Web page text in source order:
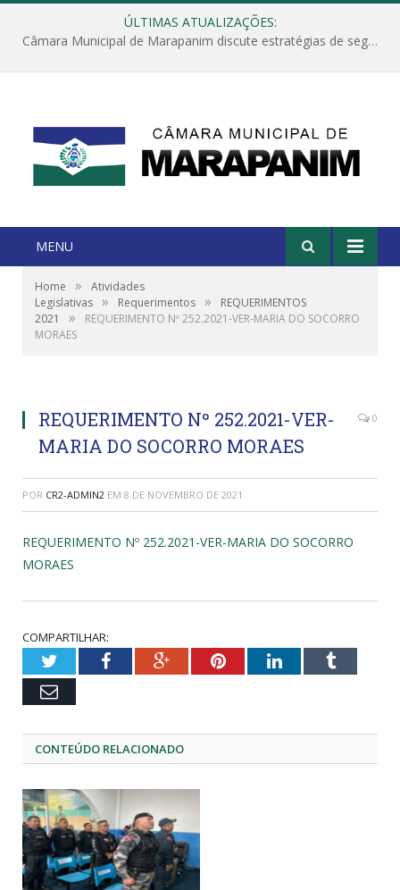
ÚLTIMAS ATUALIZAÇÕES:
Câmara Municipal de Marapanim discute estratégias de segurança com autoridades e poder executivo
MENU
Home »
Atividades
Legislativas » Requerimentos »
REQUERIMENTOS
2021
»
REQUERIMENTO Nº 252.2021-VER-MARIA DO SOCORRO
MORAES
REQUERIMENTO Nº 252.2021-VER-
MARIA DO SOCORRO MORAES
0
POR CR2-ADMIN2 EM 8 DE NOVEMBRO DE 2021
REQUERIMENTO Nº 252.2021-VER-MARIA DO SOCORRO
MORAES
COMPARTILHAR:
TwitterFacebookGoogle+PinterestLinkedInTumblr
Email
CONTEÚDO RELACIONADO